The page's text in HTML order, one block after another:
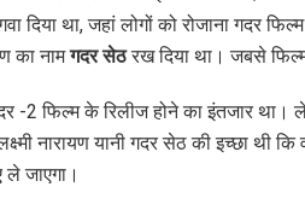
दिया था, जहां लोगों को रोजाना गदर
का नामगदर सेठरख दिया था। जबसे
-2 फिल्म के रिलीज होने का इंतजार था।
नारायण यानी गदर सेठ की इच्छा थी
जाएगा।